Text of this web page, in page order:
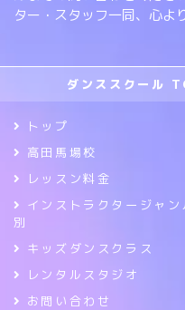
ター・スタッフ一同、心よ
ダンススクール
トップ
高田馬場校
レッスン料金
インストラクタージャン
別
キッズダンスクラス
レンタルスタジオ
お問い合わせ